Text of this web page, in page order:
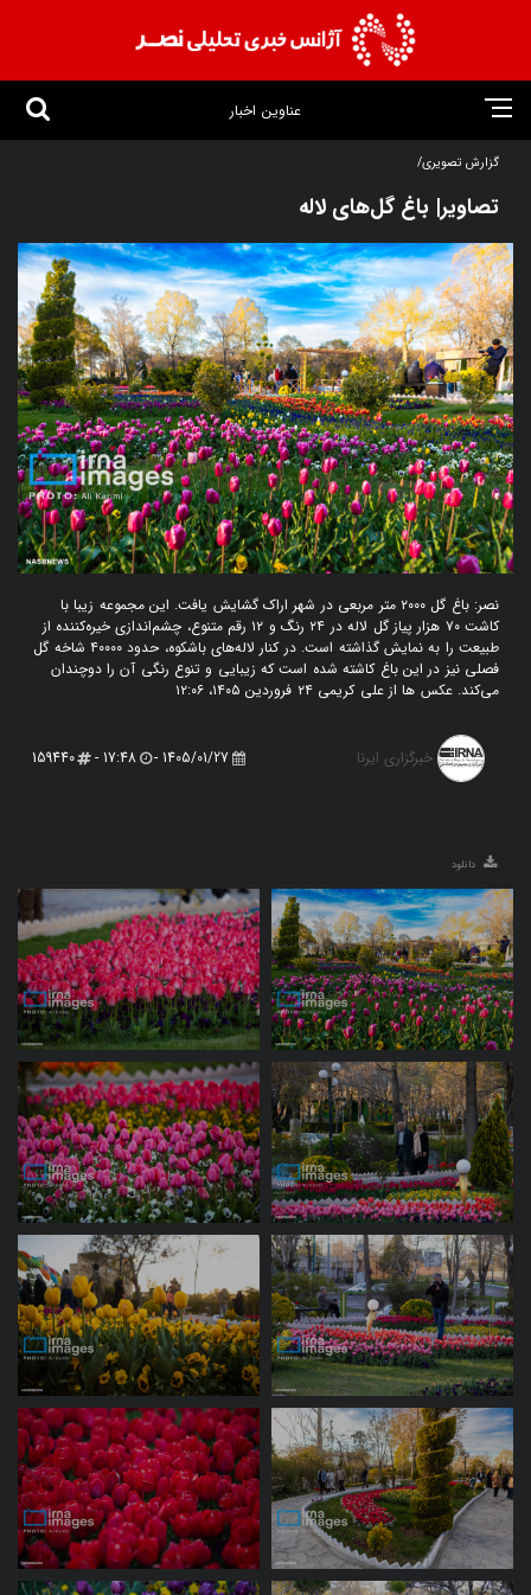
عناوین اخبار
گزارش تصویری/
تصاویر| باغ گل‌های لاله
نصر: باغ گل ۲۰۰۰ متر مربعی در شهر اراک گشایش یافت. این مجموعه زیبا با
کاشت ۷۰ هزار پیاز گل لاله در ۲۴ رنگ و ۱۲ رقم متنوع، چشم‌اندازی خیره‌کننده از
طبیعت را به نمایش گذاشته است. در کنار لاله‌های باشکوه، حدود ۴۰۰۰۰ شاخه گل
فصلی نیز در این باغ کاشته شده است که زیبایی و تنوع رنگی آن را دوچندان
می‌کند. عکس ها از علی کریمی ۲۴ فروردین ۱۴۰۵، ۱۲:۰۶
خبرگزاری ایرنا 1405/01/27 -
17:48 -
159440
دانلود